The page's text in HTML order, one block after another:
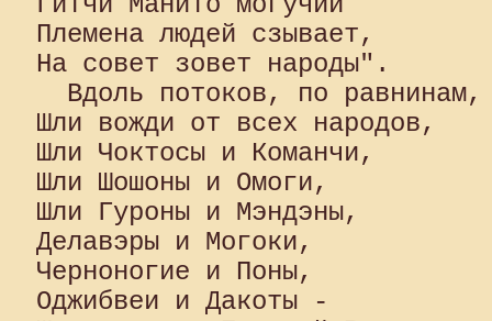
Племена людей сзывает,
На совет зовет народы".
Вдоль потоков, по
Шли вожди от всех народов,
Шли Чоктосы и Команчи,
Шли Шошоны и Омоги,
Шли Гуроны и Мэндэны,
Делавэры и Могоки,
Черноногие и Поны,
Оджибвеи и Дакоты -